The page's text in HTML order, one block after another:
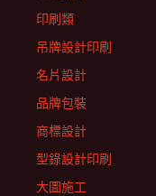
印刷類
吊牌設計印刷
名片設計
品牌包裝
商標設計
型錄設計印刷
大圖施工